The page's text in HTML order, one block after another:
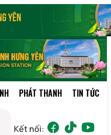
PHÁT THANH TIN TỨC
Kết nối: